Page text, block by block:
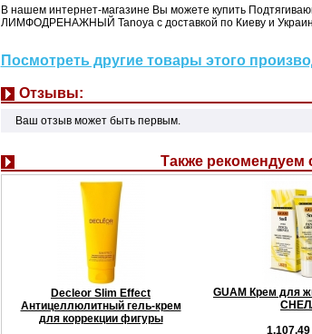
В нашем интернет-магазине Вы можете купить
ЛИМФОДРЕНАЖНЫЙ Tanoya с доставкой по Киеву и
Посмотреть другие товары этого
Отзывы:
Ваш отзыв может быть первым.
Также
Decleor Slim Effect
Антицеллюлитный гель-крем
для коррекции фигуры
GUAM Крем для
1.107,49